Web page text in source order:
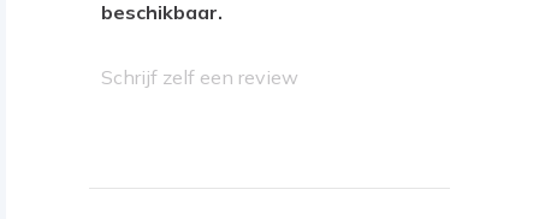
beschikbaar.
Schrijf zelf een review